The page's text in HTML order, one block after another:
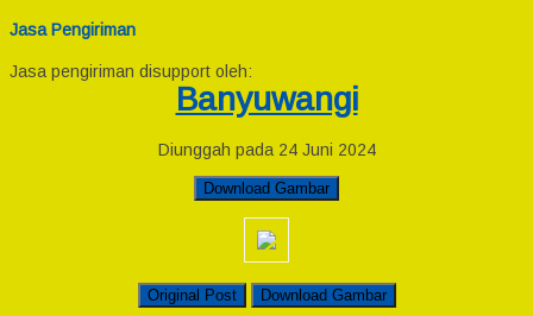
Jasa Pengiriman
Jasa pengiriman disupport oleh:
Banyuwangi
Diunggah pada 24 Juni 2024
Download Gambar
Original Post Download Gambar